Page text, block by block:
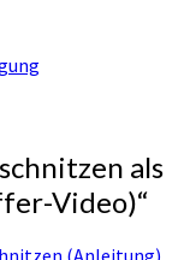
als
Video)“